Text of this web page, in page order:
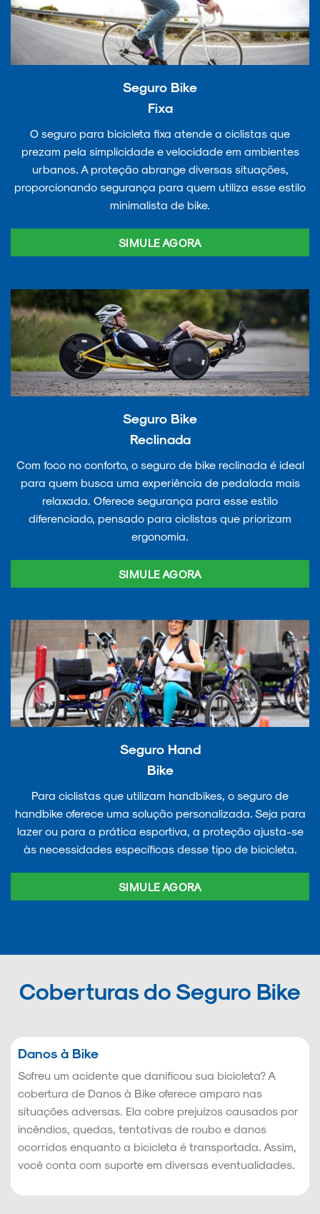
Seguro Bike
Fixa
O seguro para bicicleta fixa atende a ciclistas que
prezam pela simplicidade e velocidade em ambientes
urbanos. A proteção abrange diversas situações,
proporcionando segurança para quem utiliza esse estilo
minimalista de bike.
SIMULE AGORA
Seguro Bike
Reclinada
Com foco no conforto, o seguro de bike reclinada é ideal
para quem busca uma experiência de pedalada mais
relaxada. Oferece segurança para esse estilo
diferenciado, pensado para ciclistas que priorizam
ergonomia.
SIMULE AGORA
Seguro Hand
Bike
Para ciclistas que utilizam handbikes, o seguro de
handbike oferece uma solução personalizada. Seja para
lazer ou para a prática esportiva, a proteção ajusta-se
às necessidades específicas desse tipo de bicicleta.
SIMULE AGORA
Coberturas do Seguro Bike
Danos à Bike
Sofreu um acidente que danificou sua bicicleta? A
cobertura de Danos à Bike oferece amparo nas
situações adversas. Ela cobre prejuízos causados por
incêndios, quedas, tentativas de roubo e danos
ocorridos enquanto a bicicleta é transportada. Assim,
você conta com suporte em diversas eventualidades.